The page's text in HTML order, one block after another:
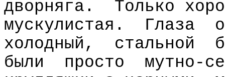
дворняга.
Только
мускулистая.
Глаза
холодный,
стальной
были
просто
мутно-